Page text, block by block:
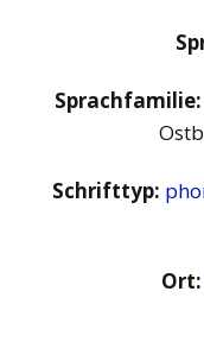
Sprachfamilie:
Schrifttyp:
Ort: